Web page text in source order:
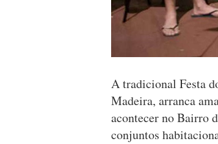
A tradicional Festa
Madeira, arranca
acontecer no Bairro
conjuntos